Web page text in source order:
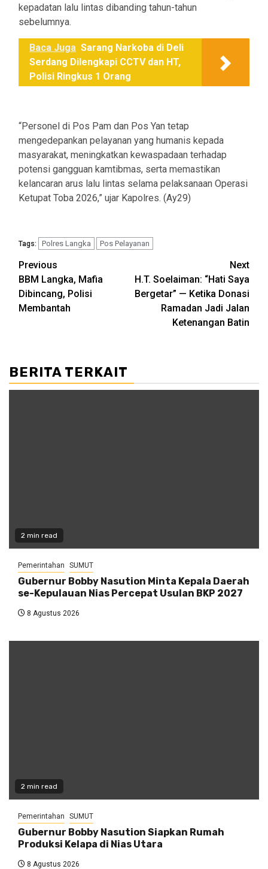
kepadatan lalu lintas dibanding tahun-tahun
sebelumnya.
Baca Juga Sarang Narkoba di Deli
Serdang Dilengkapi CCTV dan HT,
Polisi Ringkus 1 Orang
“Personel di Pos Pam dan Pos Yan tetap
mengedepankan pelayanan yang humanis kepada
masyarakat, meningkatkan kewaspadaan terhadap
potensi gangguan kamtibmas, serta memastikan
kelancaran arus lalu lintas selama pelaksanaan Operasi
Ketupat Toba 2026,” ujar Kapolres. (Ay29)
Tags: Polres Langka Pos Pelayanan
Post
navigation
Previous
BBM Langka, Mafia
Dibincang, Polisi
Membantah
Next
H.T. Soelaiman: “Hati Saya
Bergetar” — Ketika Donasi
Ramadan Jadi Jalan
Ketenangan Batin
BERITA TERKAIT
2 min read
Pemerintahan SUMUT
Gubernur Bobby Nasution Minta Kepala Daerah
se-Kepulauan Nias Percepat Usulan BKP 2027
8 Agustus 2026
2 min read
Pemerintahan SUMUT
Gubernur Bobby Nasution Siapkan Rumah
Produksi Kelapa di Nias Utara
8 Agustus 2026